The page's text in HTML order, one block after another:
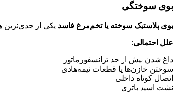
بوی سوختگی
بوی پلاستیک سوخته یا تخم‌مرغ فاسد یکی از
علل احتمالی:
داغ شدن بیش از حد ترانسفورماتور
سوختن خازن‌ها یا قطعات نیمه‌هادی
اتصال کوتاه داخلی
نشت اسید باتری